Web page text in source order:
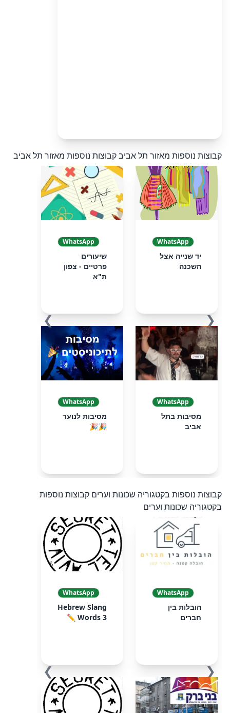
קבוצות נוספות מאזור תל אביבקבוצות נוספות מאזור תל אביב
❮
WhatsApp
יד שנייה אצל
השכנה
WhatsApp
שיעורים
פרטיים - צפון
ת"א
WhatsApp
מסיבות בתל
אביב
WhatsApp
מסיבות לנוער
🎉🎉
❯
קבוצות נוספות בקטגוריה שכונות וערים קבוצות נוספות
בקטגוריה שכונות וערים
❮
WhatsApp
הובלות בין
חברים
WhatsApp
Hebrew Slang
Words 3 ✏️
❯